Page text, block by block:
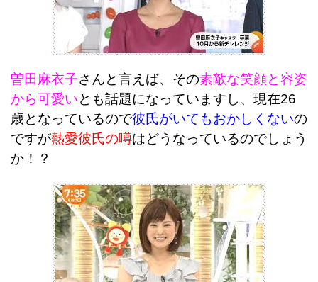
曽田麻衣子さんと言えば、その素敵な笑顔と容姿
から可愛いとも話題になっていますし、現在26
歳となっているので彼氏がいてもおかしくないの
ですが熱愛彼氏の噂はどうなっているのでしょう
か！？